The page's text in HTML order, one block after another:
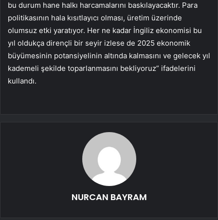
bu durum hane halkı harcamalarını baskılayacaktır. Para
politikasının hala kısıtlayıcı olması, üretim üzerinde
olumsuz etki yaratıyor. Her ne kadar İngiliz ekonomisi bu
yıl oldukça dirençli bir seyir izlese de 2025 ekonomik
büyümesinin potansiyelinin altında kalmasını ve gelecek yıl
kademeli şekilde toparlanmasını bekliyoruz” ifadelerini
kullandı.
NURCAN BAYRAM